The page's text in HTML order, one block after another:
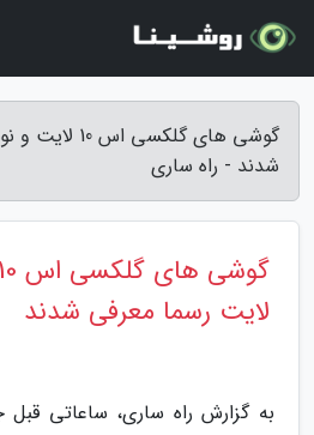
شدند - راه ساری
لایت رسما معرفی شدند
به گزارش راه ساری، ساعاتی